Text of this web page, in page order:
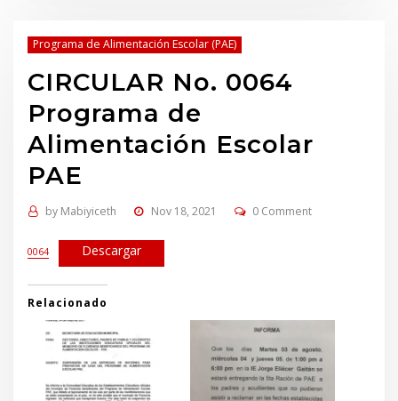
Programa de Alimentación Escolar (PAE)
CIRCULAR No. 0064
Programa de
Alimentación Escolar
PAE
by Mabiyiceth Nov 18, 2021 0 Comment
0064 Descargar
Relacionado